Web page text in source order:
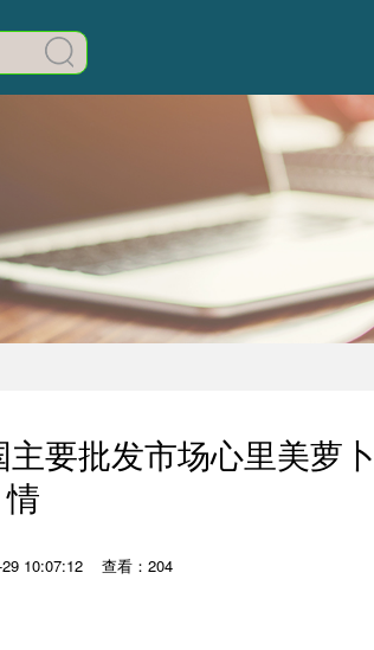
要批发市场心里美萝
情
10:07:12 查看：204